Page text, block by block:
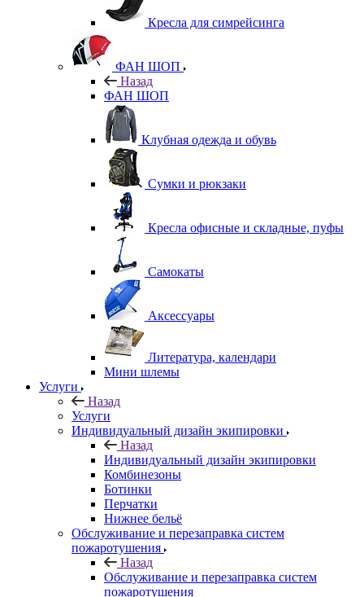
Кресла для симрейсинга
ФАН ШОП
Назад
ФАН ШОП
Клубная одежда и обувь
Сумки и рюкзаки
Кресла офисные и складные, пуфы
Самокаты
Аксессуары
Литература, календари
Мини шлемы
Услуги
Назад
Услуги
Индивидуальный дизайн экипировки
Назад
Индивидуальный дизайн экипировки
Комбинезоны
Ботинки
Перчатки
Нижнее бельё
Обслуживание и перезаправка систем
пожаротушения
Назад
Обслуживание и перезаправка систем
пожаротушения